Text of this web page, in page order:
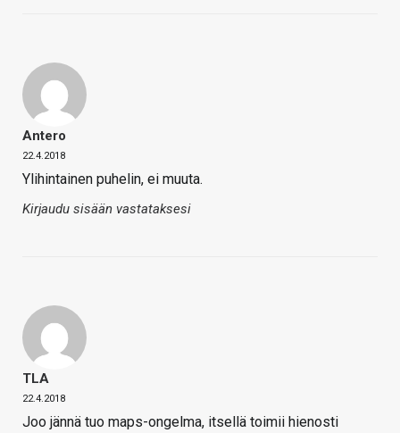
Antero
22.4.2018
Ylihintainen puhelin, ei muuta.
Kirjaudu sisään vastataksesi
TLA
22.4.2018
Joo jännä tuo maps-ongelma, itsellä toimii hienosti